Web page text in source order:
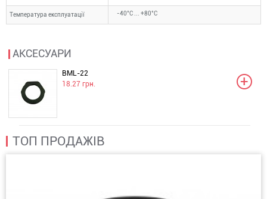
Температура експлуатації -40°C ... +80°C
АКСЕСУАРИ
BML-22
18.27 грн.
ТОП ПРОДАЖІВ